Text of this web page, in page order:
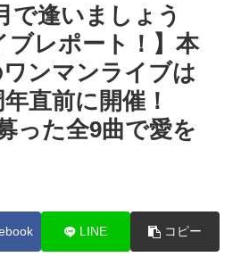
で逢いましょう
ブレポート！】本
ンマンライブは
年直前に開催！
った全9曲で愛を
LINE コピー